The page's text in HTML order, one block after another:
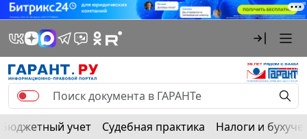
Бюджетный учет Судебная практика Налоги и